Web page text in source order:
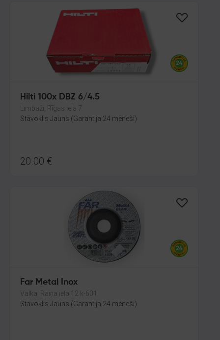
Hilti 100x DBZ 6/4.5
Limbaži, Rīgas iela 7
Stāvoklis Jauns (Garantija 24 mēneši)
20.00 €
Far Metal Inox
Valka, Raiņa iela 12 k-601
Stāvoklis Jauns (Garantija 24 mēneši)